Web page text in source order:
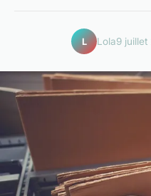
L Lola9 juillet